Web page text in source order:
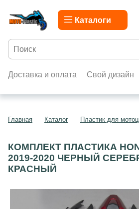
Каталоги
Доставка и оплата Свой дизайн
Главная Каталог Пластик для
КОМПЛЕКТ ПЛАСТИКА
2019-2020 ЧЕРНЫЙ
КРАСНЫЙ